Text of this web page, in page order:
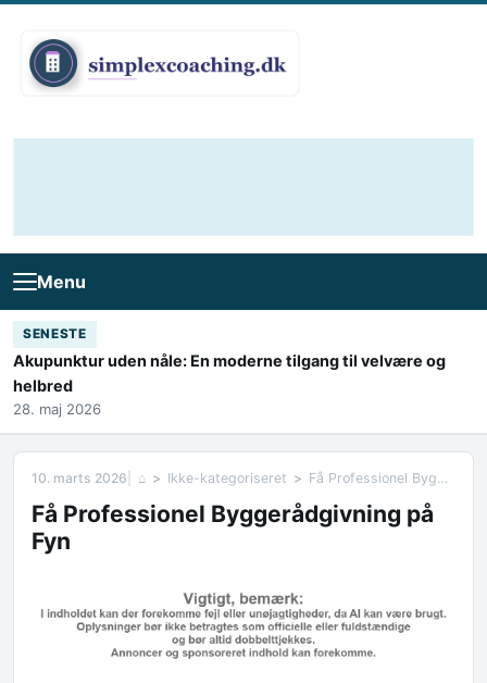
Menu
SENESTE
Akupunktur uden nåle: En moderne tilgang til velvære og
helbred
28. maj 2026
10. marts 2026 ⌂ Ikke-kategoriseret Få Professionel Byggerådgivning på Fyn
Få Professionel Byggerådgivning på
Fyn